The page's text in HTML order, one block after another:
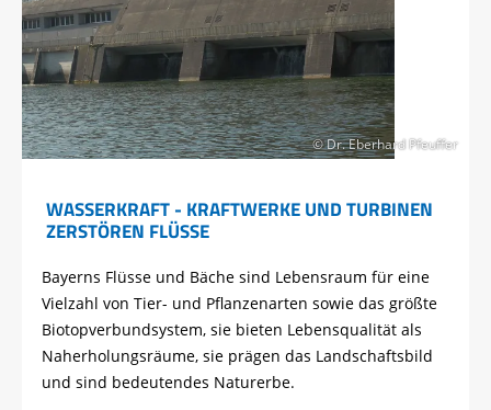
© Dr. Eberhard Pfeuffer
WASSERKRAFT - KRAFTWERKE UND TURBINEN
ZERSTÖREN FLÜSSE
Bayerns Flüsse und Bäche sind Lebensraum für eine
Vielzahl von Tier- und Pflanzenarten sowie das größte
Biotopverbundsystem, sie bieten Lebensqualität als
Naherholungsräume, sie prägen das Landschaftsbild
und sind bedeutendes Naturerbe.